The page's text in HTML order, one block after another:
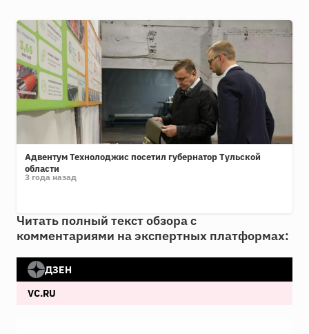
Адвентум Технолоджис посетил губернатор Тульской
области
3 года назад
Читать полный текст обзора с
комментариями на экспертных платформах:
ДЗЕН
VC.RU